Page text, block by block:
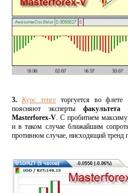
3. Курс тенгеторгуется во флете
поясняют эксперты факультета
Masterforex-V. С пробитием
и в таком случае ближайшим
противном случае, нисходящий тренд